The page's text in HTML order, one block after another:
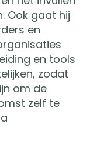
Ook gaat hij
en
en tools
zodat
om de
zelf te